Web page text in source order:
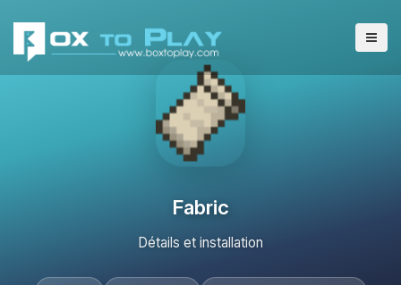
Fabric
Détails et installation